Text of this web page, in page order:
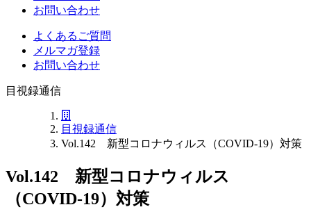
お問い合わせ
よくあるご質問
メルマガ登録
お問い合わせ
目視録通信
目視録通信
Vol.142 新型コロナウィルス（COVID-19）対策
Vol.142 新型コロナウィルス
（COVID-19）対策